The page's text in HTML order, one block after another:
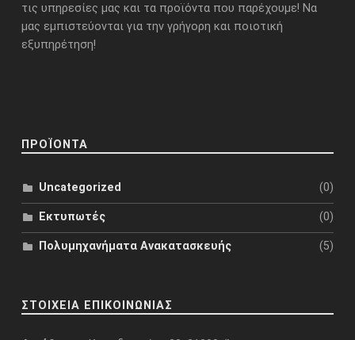
τις υπηρεσίες μας και τα προϊόντα που παρέχουμε! Να
μας εμπιστεύονται για την γρήγορη και ποιοτική
εξυπηρέτηση!
ΠΡΟΪΟΝΤΑ
Uncategorized (0)
Εκτυπωτές (0)
Πολυμηχανήματα Ανακατασκευής (5)
ΣΤΟΙΧΕΙΑ ΕΠΙΚΟΙΝΩΝΙΑΣ